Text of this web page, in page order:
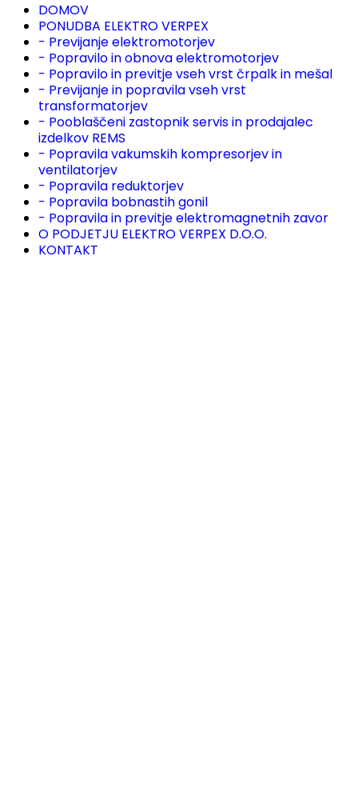
DOMOV
PONUDBA ELEKTRO VERPEX
- Previjanje elektromotorjev
- Popravilo in obnova elektromotorjev
- Popravilo in previtje vseh vrst črpalk in mešal
- Previjanje in popravila vseh vrst
transformatorjev
- Pooblaščeni zastopnik servis in prodajalec
izdelkov REMS
- Popravila vakumskih kompresorjev in
ventilatorjev
- Popravila reduktorjev
- Popravila bobnastih gonil
- Popravila in previtje elektromagnetnih zavor
O PODJETJU ELEKTRO VERPEX D.O.O.
KONTAKT